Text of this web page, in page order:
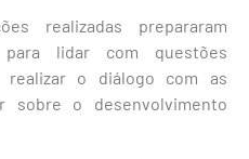
realizadas prepararam
lidar com questões
realizar o diálogo com as
sobre o desenvolvimento